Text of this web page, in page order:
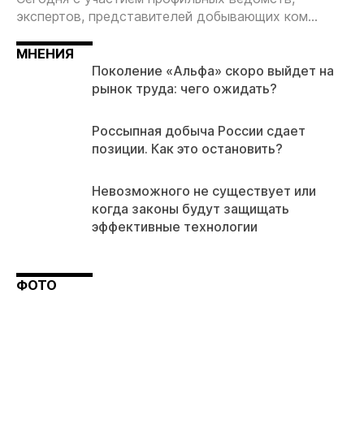
экспертов, представителей добывающих ком...
МНЕНИЯ
Поколение «Альфа» скоро выйдет на
рынок труда: чего ожидать?
Россыпная добыча России сдает
позиции. Как это остановить?
Невозможного не существует или
когда законы будут защищать
эффективные технологии
ФОТО